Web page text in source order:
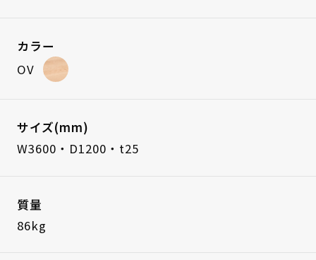
カラー
OV
サイズ(mm)
W3600・D1200・t25
質量
86kg